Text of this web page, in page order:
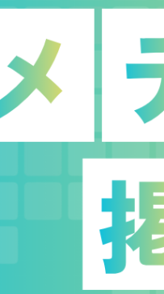
お客様満足度レビュー
LINE UP